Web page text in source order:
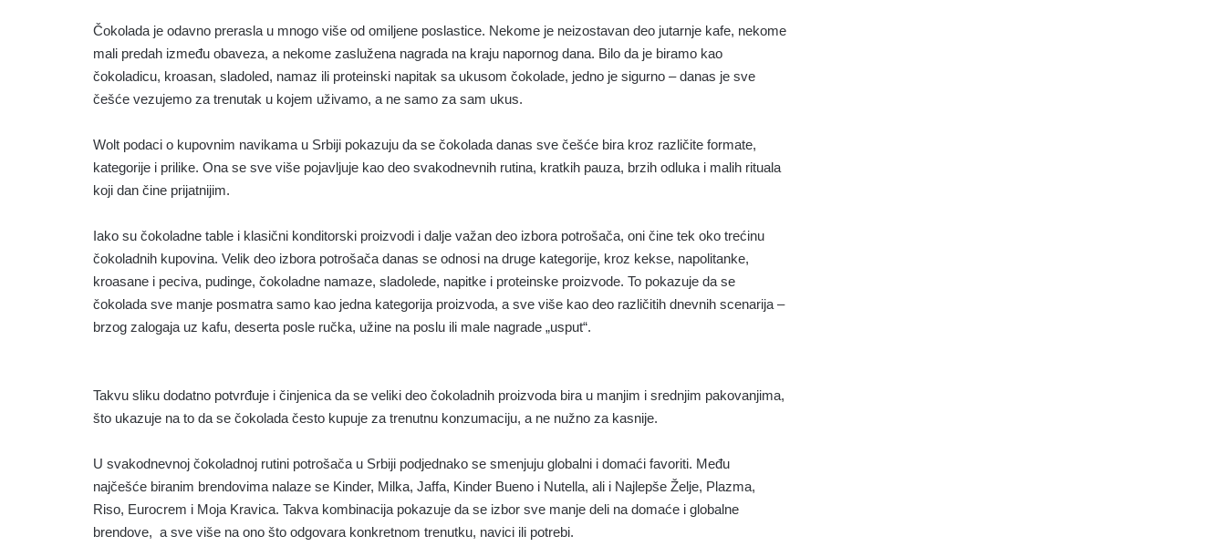
Čokolada je odavno prerasla u mnogo više od omiljene poslastice. Nekome je neizostavan deo jutarnje kafe, nekome
mali predah između obaveza, a nekome zaslužena nagrada na kraju napornog dana. Bilo da je biramo kao
čokoladicu, kroasan, sladoled, namaz ili proteinski napitak sa ukusom čokolade, jedno je sigurno – danas je sve
češće vezujemo za trenutak u kojem uživamo, a ne samo za sam ukus.
Wolt podaci o kupovnim navikama u Srbiji pokazuju da se čokolada danas sve češće bira kroz različite formate,
kategorije i prilike. Ona se sve više pojavljuje kao deo svakodnevnih rutina, kratkih pauza, brzih odluka i malih rituala
koji dan čine prijatnijim.
Iako su čokoladne table i klasični konditorski proizvodi i dalje važan deo izbora potrošača, oni čine tek oko trećinu
čokoladnih kupovina. Velik deo izbora potrošača danas se odnosi na druge kategorije, kroz kekse, napolitanke,
kroasane i peciva, pudinge, čokoladne namaze, sladolede, napitke i proteinske proizvode. To pokazuje da se
čokolada sve manje posmatra samo kao jedna kategorija proizvoda, a sve više kao deo različitih dnevnih scenarija –
brzog zalogaja uz kafu, deserta posle ručka, užine na poslu ili male nagrade „usput“.
Takvu sliku dodatno potvrđuje i činjenica da se veliki deo čokoladnih proizvoda bira u manjim i srednjim pakovanjima,
što ukazuje na to da se čokolada često kupuje za trenutnu konzumaciju, a ne nužno za kasnije.
U svakodnevnoj čokoladnoj rutini potrošača u Srbiji podjednako se smenjuju globalni i domaći favoriti. Među
najčešće biranim brendovima nalaze se Kinder, Milka, Jaffa, Kinder Bueno i Nutella, ali i Najlepše Želje, Plazma,
Riso, Eurocrem i Moja Kravica. Takva kombinacija pokazuje da se izbor sve manje deli na domaće i globalne
brendove, a sve više na ono što odgovara konkretnom trenutku, navici ili potrebi.